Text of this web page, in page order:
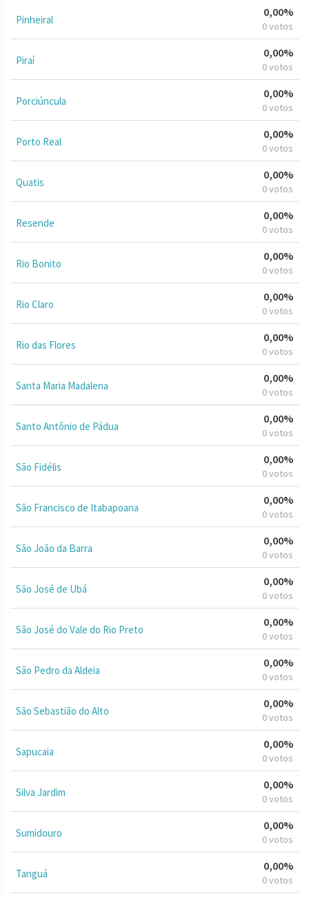
Pinheiral
0,00%
0 votos
Piraí
0,00%
0 votos
Porciúncula
0,00%
0 votos
Porto Real
0,00%
0 votos
Quatis
0,00%
0 votos
Resende
0,00%
0 votos
Rio Bonito
0,00%
0 votos
Rio Claro
0,00%
0 votos
Rio das Flores
0,00%
0 votos
Santa Maria Madalena
0,00%
0 votos
Santo Antônio de Pádua
0,00%
0 votos
São Fidélis
0,00%
0 votos
São Francisco de Itabapoana
0,00%
0 votos
São João da Barra
0,00%
0 votos
São José de Ubá
0,00%
0 votos
São José do Vale do Rio Preto
0,00%
0 votos
São Pedro da Aldeia
0,00%
0 votos
São Sebastião do Alto
0,00%
0 votos
Sapucaia
0,00%
0 votos
Silva Jardim
0,00%
0 votos
Sumidouro
0,00%
0 votos
Tanguá
0,00%
0 votos